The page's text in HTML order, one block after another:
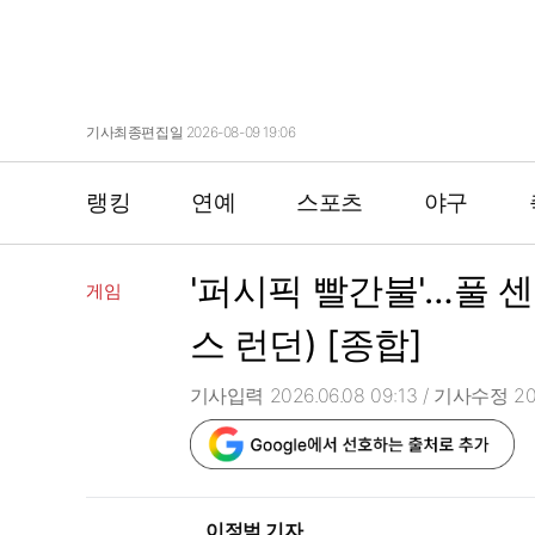
기사최종편집일 2026-08-09 19:06
랭킹 연예 스포츠 야구
게임
'퍼시픽 빨간불'…풀
스 런던) [종합]
기사입력 2026.06.08 09:13 / 기사수정
이정범 기자